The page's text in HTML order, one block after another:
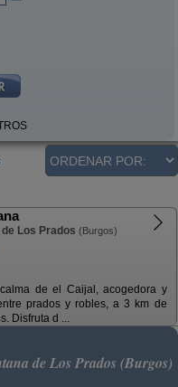
Los Prados (Burgos)
de el Caijal, acogedora y
prados y robles, a 3 km de
Disfruta d ...
de Los Prados (Burgos)